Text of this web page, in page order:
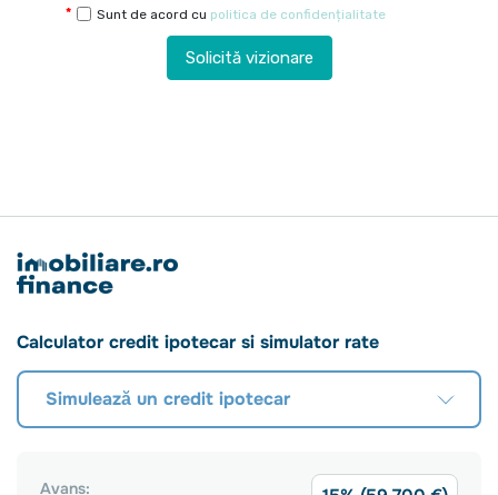
Sunt de acord cu politica de confidențialitate
Solicită vizionare